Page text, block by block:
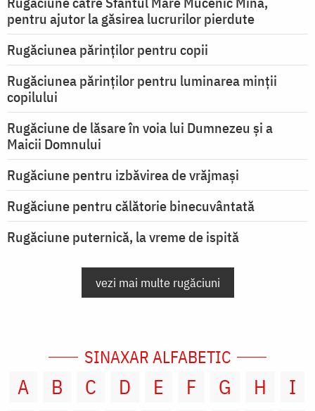
pentru ajutor la găsirea lucrurilor pierdute
Rugăciunea părinților pentru copii
Rugăciunea părinților pentru luminarea minţii
copilului
Rugăciune de lăsare în voia lui Dumnezeu şi a
Maicii Domnului
Rugăciune pentru izbăvirea de vrăjmași
Rugăciune pentru călătorie binecuvântată
Rugăciune puternică, la vreme de ispită
vezi mai multe rugăciuni
SINAXAR ALFABETIC
A B C D E F G H
I